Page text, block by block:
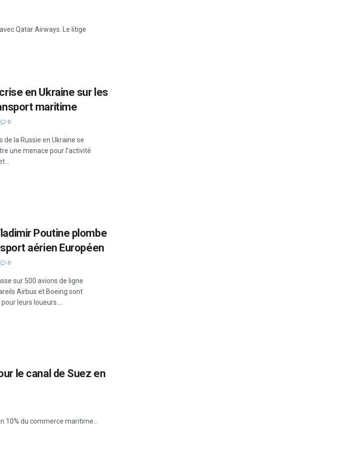
Qatar Airways. Le litige
en Ukraine sur les
maritime
0
de la Russie en Ukraine se
une menace pour l’activité
Poutine plombe
aérien Européen
0
sur 500 avions de ligne
Airbus et Boeing sont
leurs loueurs....
le canal de Suez en
10% du commerce maritime...